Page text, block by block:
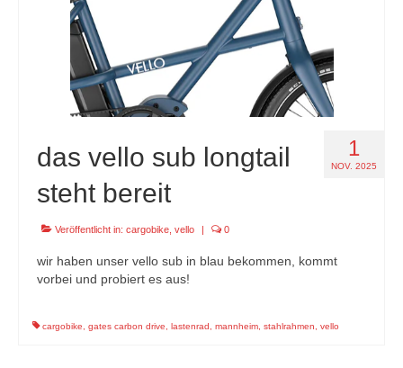
specials
tout terrain pamir / appia / belair / divide
urban arrow familynext pro / 2026 / 100nm
impressum
1
NOV. 2025
das vello sub longtail
steht bereit
Veröffentlicht in: cargobike vello | 0
wir haben unser vello sub in blau bekommen, kommt
vorbei und probiert es aus!
cargobike gates carbon drive lastenrad mannheim stahlrahmen vello